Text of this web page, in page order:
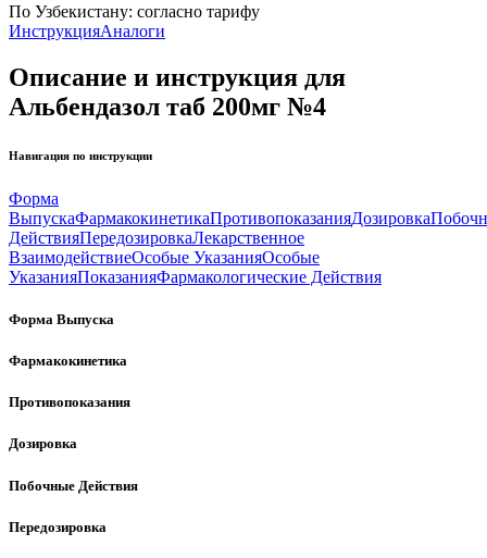
По Узбекистану: согласно тарифу
ИнструкцияАналоги
Описание и инструкция для
Альбендазол таб 200мг №4
Навигация по инструкции
Форма
ВыпускаФармакокинетикаПротивопоказанияДозировка
ДействияПередозировкаЛекарственное
ВзаимодействиеОсобые УказанияОсобые
УказанияПоказанияФармакологические Действия
Форма Выпуска
Фармакокинетика
Противопоказания
Дозировка
Побочные Действия
Передозировка